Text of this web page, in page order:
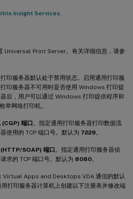
Insight Services
Universal Print Server。有关详细信息，请参
印服务器默认处于禁用状态。启用通用打印服
印服务器不可用时是否使用 Windows 打印提
后，用户可以通过 Windows 打印提供程序和
举网络打印机。
(CGP) 端口 。指定通用打印服务器打印数据流
使用的 TCP 端口号。默认为 7229。
SOAP) 端口 。指定通用打印服务器侦
求的 TCP 端口号。默认为 8080。
Virtual Apps and Desktops VDA 通信的默认
打印服务器计算机上创建以下注册表并修改端